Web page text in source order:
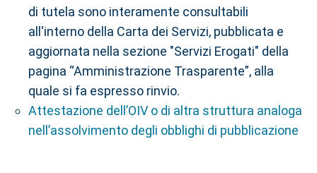
di tutela sono interamente consultabili
all'interno della Carta dei Servizi, pubblicata e
aggiornata nella sezione "Servizi Erogati" della
pagina “Amministrazione Trasparente”, alla
quale si fa espresso rinvio.
Attestazione dell’OIV o di altra struttura analoga
nell’assolvimento degli obblighi di pubblicazione